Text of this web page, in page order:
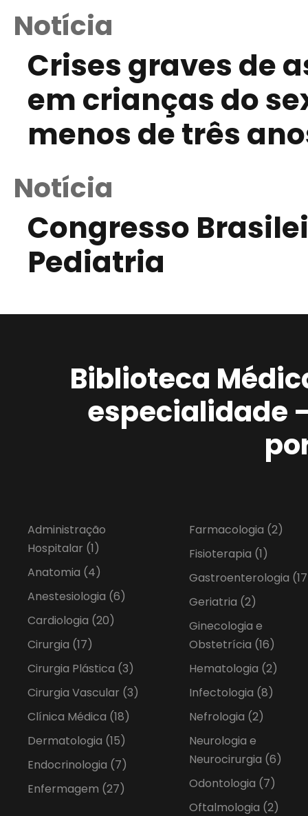
Notícia
Crises graves de
em crianças do
menos de três
Notícia
Congresso
Pediatria
Biblioteca
especialidade
Administração
Hospitalar (1)
Anatomia (4)
Anestesiologia (6)
Cardiologia (20)
Cirurgia (17)
Cirurgia Plástica (3)
Cirurgia Vascular (3)
Clínica Médica (18)
Dermatologia (15)
Endocrinologia (7)
Enfermagem (27)
Farmacologia (2)
Fisioterapia (1)
Gastroenterologia
Geriatria (2)
Ginecologia e
Obstetrícia (16)
Hematologia (2)
Infectologia (8)
Nefrologia (2)
Neurologia e
Neurocirurgia (6)
Odontologia (7)
Oftalmologia (2)